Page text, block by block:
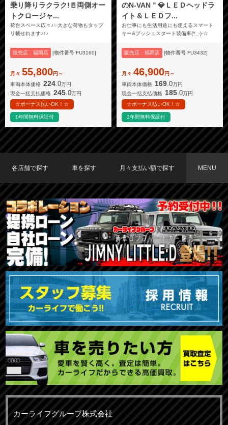
乗り降りラクラク!🚪両側オー
トクロージャ...
荷台スペース広々♪✨大きな荷物もタップ
リ載せれます♪♪♪
販売店：福岡店 [物件番号 FU3160]
月々 55,800円～
車両本体価格 224 .0万円
現金一括支払価格 245.0万円
☆ボーナス払いOK！☆
1年間無料保証付
のN-VAN＂💎ＬＥＤヘッドラ
イト＆ＬＥＤフ...
お仕事にも生活用途にも使えるスマート
キー&プッシュスタート装備車(^_-)-☆
販売店：福岡店 [物件番号 FU3432]
月々 46,900円～
車両本体価格 169 .0万円
現金一括支払価格 185.0万円
☆ボーナス払いOK！☆
1年間無料保証付
各店舗で探す
TOKYO店在庫車両
大阪店在庫車両
福岡店在庫車両
車を探す
車種で探す
メーカーで探す
月々支払い額で探す
〜19,999円
20,000円〜29,999円
30,000円〜39,999円
40,000円〜49,999円
50,000円〜
MENU
カーライフグループ株式会社